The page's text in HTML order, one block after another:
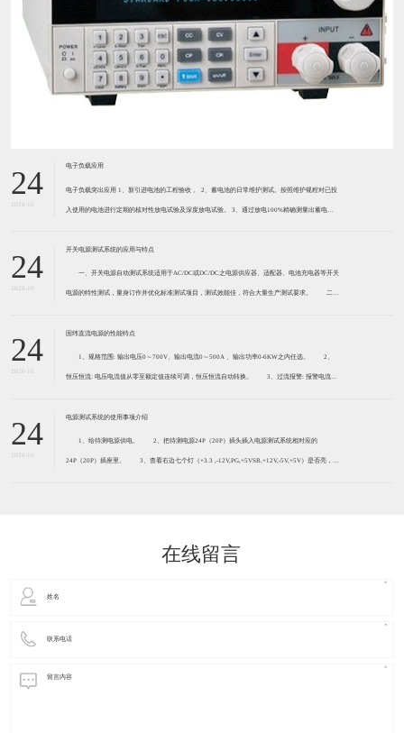
24
2020-10
电子负载应用
电子负载突出应用 1、新引进电池的工程验收 。 2、蓄电池的日常维护测试。按照维护规程对已投
入使用的电池进行定期的核对性放电试验及深度放电试验。 3、通过放电100%精确测量出蓄电池
全。
24
2020-10
开关电源测试系统的应用与特点
一、开关电源自动测试系统适用于AC/DC或DC/DC之电源供应器、适配器、电池充电器等开关
电源的特性测试，量身订作并优化标准测试项目，测试效能佳，符合大量生产测试要求。 二、
测产品，也可以测试2-1
24
2020-10
固纬直流电源的性能特点
1、规格范围: 输出电压0～700V、输出电流0～500A 、输出功率0-6KW之内任选。 2、
恒压恒流: 电压电流值从零至额定值连续可调，恒压恒流自动转换。 3、过流报警: 报警电流值
电压
24
2020-10
电源测试系统的使用事项介绍
1、给待测电源供电。 2、把待测电源24P（20P）插头插入电源测试系统相对应的
24P（20P）插座里。 3、查看右边七个灯（+3.3 ,-12V,PG,+5VSB,+12V,-5V,+5V）是否亮，全
在线留言